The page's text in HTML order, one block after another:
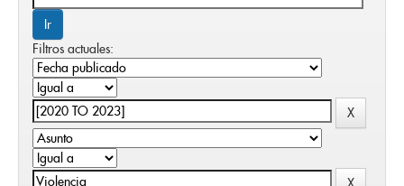
Filtros actuales: